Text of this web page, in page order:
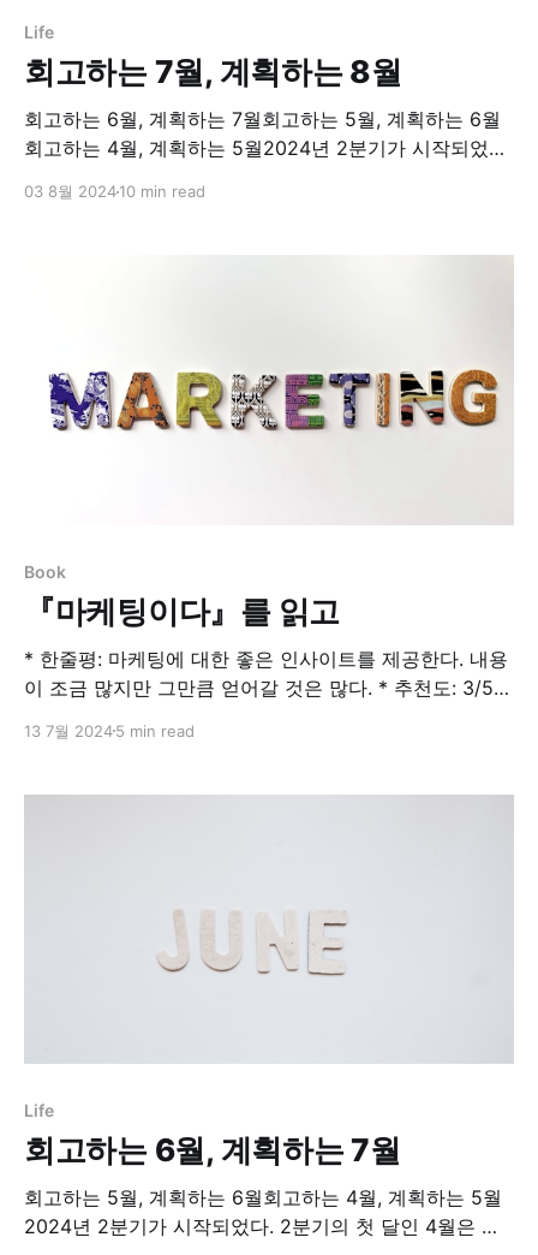
Life
회고하는 7월, 계획하는 8월
회고하는 6월, 계획하는 7월회고하는 5월, 계획하는 6월
회고하는 4월, 계획하는 5월2024년 2분기가 시작되었다.
업무도 알찼고 업무 아닌 내 생활들에서도 많은 경험을 했
03 8월 202410 min read
Book
『마케팅이다』를 읽고
* 한줄평: 마케팅에 대한 좋은 인사이트를 제공한다. 내용
이 조금 많지만 그만큼 얻어갈 것은 많다. * 추천도: 3/5 *
수의 시대는 끝났다. 마케팅은 진실한 삶이 향하는 방향에
마케팅 거장 세스 고딘의 10년 만의 신간. 더는 아무것도
13 7월 20245 min read
Life
회고하는 6월, 계획하는 7월
회고하는 5월, 계획하는 6월회고하는 4월, 계획하는 5월
2024년 2분기가 시작되었다. 2분기의 첫 달인 4월은 나